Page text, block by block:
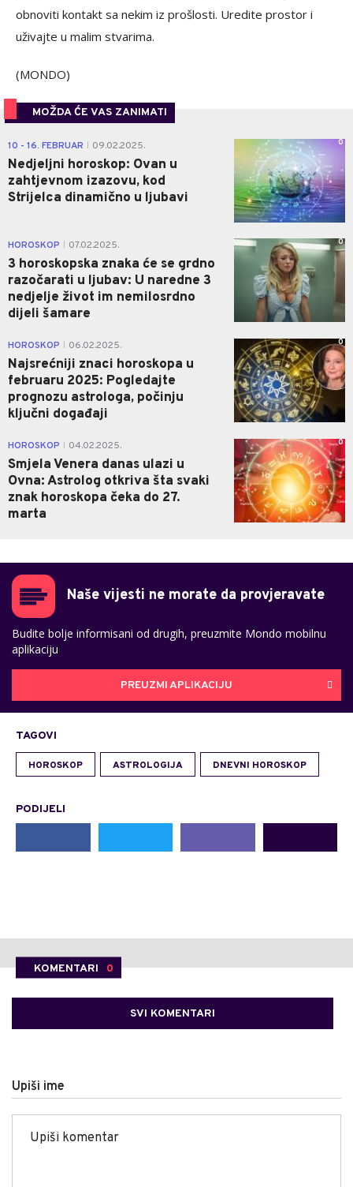
obnoviti kontakt sa nekim iz prošlosti. Uredite prostor i
uživajte u malim stvarima.
(MONDO)
MOŽDA ĆE VAS ZANIMATI
10 - 16. FEBRUAR 09.02.2025.
Nedjeljni horoskop: Ovan u
zahtjevnom izazovu, kod
Strijelca dinamično u ljubavi
0
HOROSKOP 07.02.2025.
3 horoskopska znaka će se grdno
razočarati u ljubav: U naredne 3
nedjelje život im nemilosrdno
dijeli šamare
0
HOROSKOP 06.02.2025.
Najsrećniji znaci horoskopa u
februaru 2025: Pogledajte
prognozu astrologa, počinju
ključni događaji
0
HOROSKOP 04.02.2025.
Smjela Venera danas ulazi u
Ovna: Astrolog otkriva šta svaki
znak horoskopa čeka do 27.
marta
0
Naše vijesti ne morate da provjeravate
Budite bolje informisani od drugih, preuzmite Mondo mobilnu
aplikaciju
PREUZMI APLIKACIJU
TAGOVI
HOROSKOP ASTROLOGIJA DNEVNI HOROSKOP
PODIJELI
KOMENTARI 0
SVI KOMENTARI
Upiši ime